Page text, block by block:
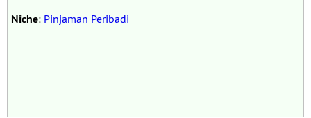
Niche: Pinjaman Peribadi